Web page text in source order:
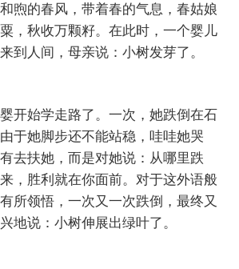
煦的春风，带着春的气息，春姑娘
，秋收万颗籽。在此时，一个婴儿
到人间，母亲说：小树发芽了。
开始学走路了。一次，她跌倒在石
于她脚步还不能站稳，哇哇她哭
去扶她，而是对她说：从哪里跌
，胜利就在你面前。对于这外语般
所领悟，一次又一次跌倒，最终又
地说：小树伸展出绿叶了。